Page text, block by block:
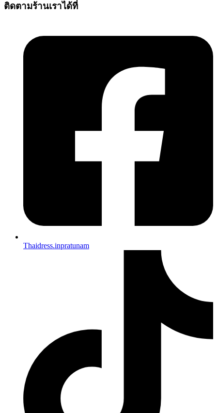
ติดตามร้านเราได้ที่
Thaidress.inpratunam